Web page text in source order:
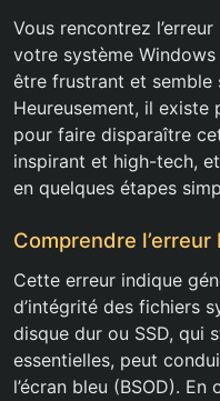
Vous rencontrez l’erreur
votre système Windows
être frustrant et semble
Heureusement, il
pour faire disparaître
inspirant et high-tech,
en quelques étapes
Comprendre l’erreur
Cette erreur indique
d’intégrité des fichiers
disque dur ou SSD, qui
essentielles, peut
l’écran bleu (BSOD).